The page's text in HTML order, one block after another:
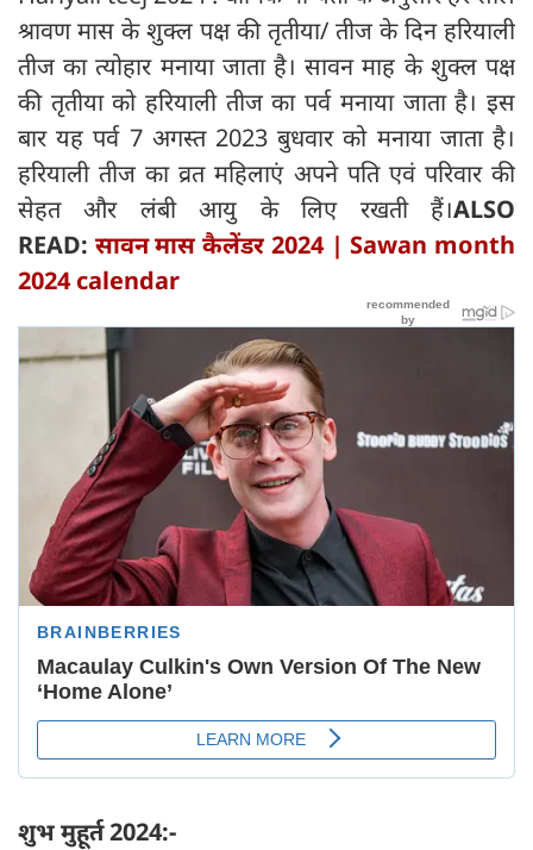
श्रावण मास के शुक्ल पक्ष की तृतीया/ तीज के दिन हरियाली
तीज का त्योहार मनाया जाता है। सावन माह के शुक्ल पक्ष
की तृतीया को हरियाली तीज का पर्व मनाया जाता है। इस
बार यह पर्व 7 अगस्त 2023 बुधवार को मनाया जाता है।
हरियाली तीज का व्रत महिलाएं अपने पति एवं परिवार की
सेहत और लंबी आयु के लिए रखती हैं।ALSO
READ: सावन मास कैलेंडर 2024 | Sawan month
2024 calendar
शुभ मुहूर्त 2024:-